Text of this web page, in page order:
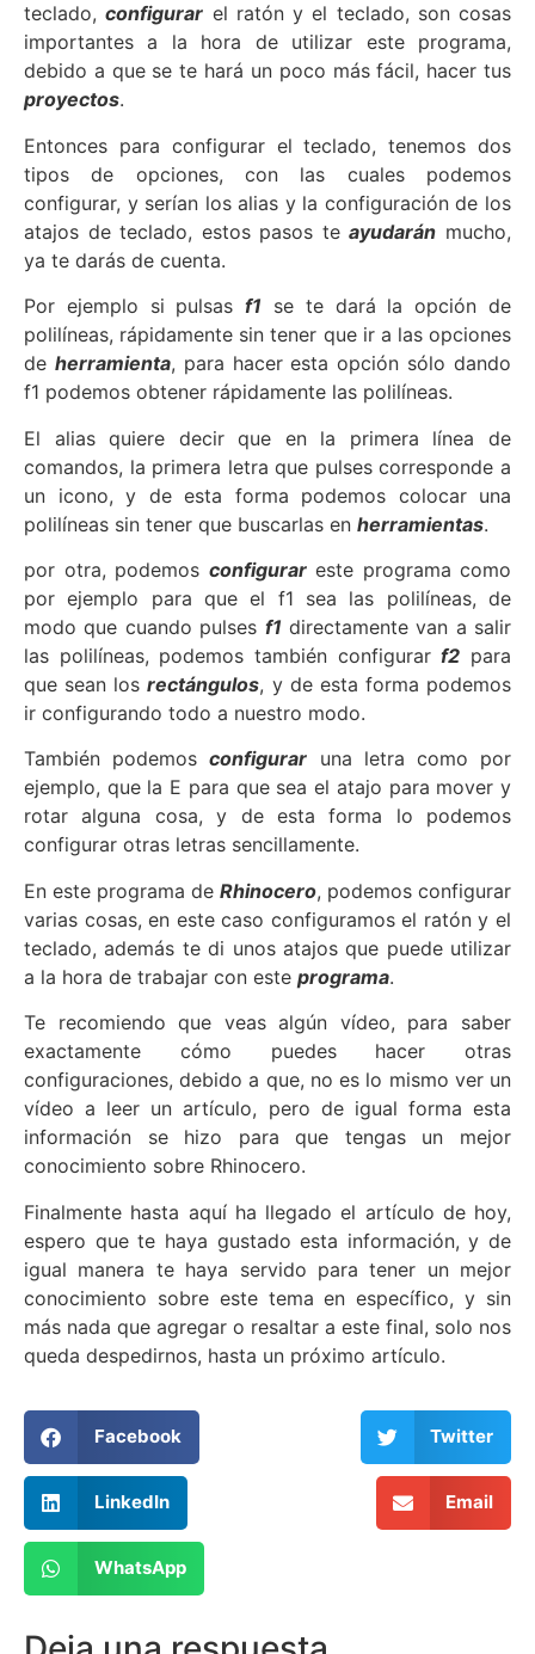
teclado,configurar el ratón y el teclado, son cosas
importantes a la hora de utilizar este programa,
debido a que se te hará un poco más fácil, hacer tus
proyectos.
Entonces para configurar el teclado, tenemos dos
tipos de opciones, con las cuales podemos
configurar, y serían los alias y la configuración de los
atajos de teclado, estos pasos teayudarán mucho,
ya te darás de cuenta.
Por ejemplo si pulsasf1 se te dará la opción de
polilíneas, rápidamente sin tener que ir a las opciones
de herramienta, para hacer esta opción sólo dando
f1 podemos obtener rápidamente las polilíneas.
El alias quiere decir que en la primera línea de
comandos, la primera letra que pulses corresponde a
un icono, y de esta forma podemos colocar una
polilíneas sin tener que buscarlas en herramientas.
por otra, podemos configurareste programa como
por ejemplo para que el f1 sea las polilíneas, de
modo que cuando pulses f1 directamente van a salir
las polilíneas, podemos también configurarf2 para
que sean losrectángulos, y de esta forma podemos
ir configurando todo a nuestro modo.
También podemosconfigurar una letra como por
ejemplo, que la E para que sea el atajo para mover y
rotar alguna cosa, y de esta forma lo podemos
configurar otras letras sencillamente.
En este programa de Rhinocero, podemos configurar
varias cosas, en este caso configuramos el ratón y el
teclado, además te di unos atajos que puede utilizar
a la hora de trabajar con este programa.
Te recomiendo que veas algún vídeo, para saber
exactamente cómo puedes hacer otras
configuraciones, debido a que, no es lo mismo ver un
vídeo a leer un artículo, pero de igual forma esta
información se hizo para que tengas un mejor
conocimiento sobre Rhinocero.
Finalmente hasta aquí ha llegado el artículo de hoy,
espero que te haya gustado esta información, y de
igual manera te haya servido para tener un mejor
conocimiento sobre este tema en específico, y sin
más nada que agregar o resaltar a este final, solo nos
queda despedirnos, hasta un próximo artículo.
Facebook Twitter
LinkedIn Email
WhatsApp